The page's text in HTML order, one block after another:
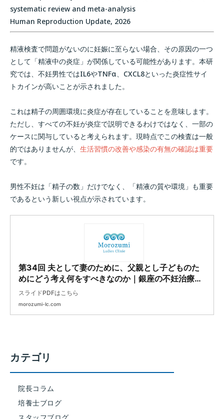
systematic review and meta-analysis
Human Reproduction Update, 2026
精液検査で問題がないのに妊娠に至らない場合、その原因の一つ
として「精液中の炎症」が関係している可能性があります。本研
究では、不妊男性ではIL6やTNFα、CXCL8といった炎症性サイ
トカインが高いことが示されました。
これは精子の周囲環境に炎症が存在していることを意味します。
ただし、すべての不妊が炎症で説明できるわけではなく、一部の
ケースに関与していると考えられます。現時点でこの検査は一般
的ではありませんが、 生活習慣の改善や感染の有無の確認は重要
です。
男性不妊は「精子の数」だけでなく、「精液の質や環境」も重要
であるという新しい視点が示されています。
第34回 夫として妻のために、父親とし子どものた
めにどう考え何をすべきなのか｜銀座の不妊治療｜
両角レディースクリニック
スライドPDFはこちら
morozumi-lc.com
カテゴリ
院長コラム
培養士ブログ